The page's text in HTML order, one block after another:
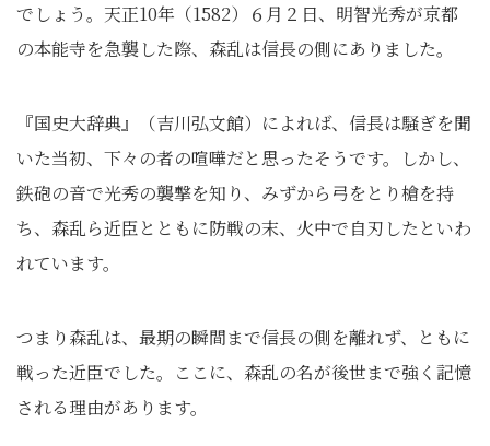
でしょう。天正10年（1582）６月２日、明智光秀が京都
の本能寺を急襲した際、森乱は信長の側にありました。
『国史大辞典』（吉川弘文館）によれば、信長は騒ぎを聞
いた当初、下々の者の喧嘩だと思ったそうです。しかし、
鉄砲の音で光秀の襲撃を知り、みずから弓をとり槍を持
ち、森乱ら近臣とともに防戦の末、火中で自刃したといわ
れています。
つまり森乱は、最期の瞬間まで信長の側を離れず、ともに
戦った近臣でした。ここに、森乱の名が後世まで強く記憶
される理由があります。